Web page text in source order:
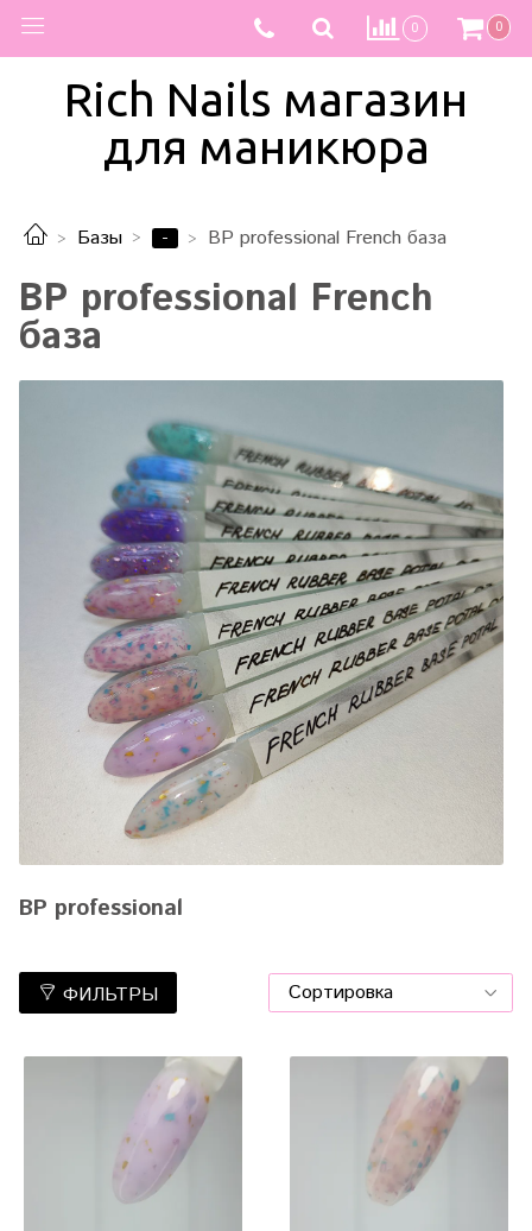
0 0
Rich Nails магазин
для маникюра
Базы - BP professional French база
BP professional French
база
BP professional
ФИЛЬТРЫ